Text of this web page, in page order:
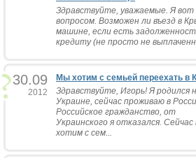
Здравствуйте, уважаемые. Я вот
вопросом. Возможен ли въезд в
машине, если есть
кредиту (не просто не
30.09
2012
Мы хотим с семьей переехать в
Здравствуйте, Игорь! Я родился
Украине, сейчас проживаю в
Российское гражданство, от
Украинского я отказался.
хотим с сем...